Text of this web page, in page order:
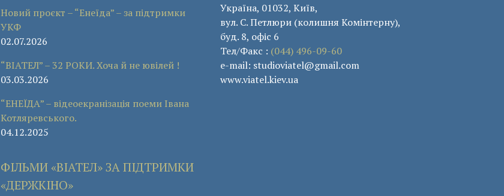
Новий проєкт – “Енеїда” – за підтримки
УКФ
02.07.2026
“ВІАТЕЛ” – 32 РОКИ. Хоча й не ювілей !
03.03.2026
“ЕНЕЇДА” – відеоекранізація поеми Івана
Котляревського.
04.12.2025
ФІЛЬМИ «ВІАТЕЛ» ЗА ПІДТРИМКИ
«ДЕРЖКІНО»
Україна, 01032, Київ,
вул. С. Петлюри (колишня Комінтерну),
буд. 8, офіс 6
Тел/Факс : (044) 496-09-60
e-mail: studioviatel@gmail.com
www.viatel.kiev.ua